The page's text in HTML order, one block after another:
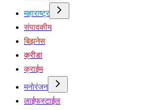
महाराष्ट्र
संपादकीय
बिझनेस
क्रीडा
क्राईम
मनोरंजन
लाईफस्टाईल